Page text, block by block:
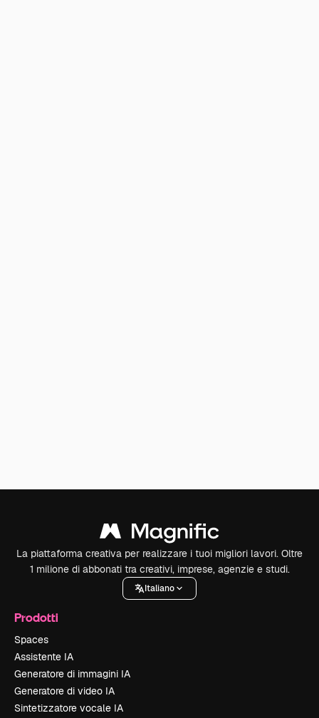
La piattaforma creativa per realizzare i tuoi migliori lavori. Oltre
1 milione di abbonati tra creativi, imprese, agenzie e studi.
Italiano
Prodotti
Spaces
Assistente IA
Generatore di immagini IA
Generatore di video IA
Sintetizzatore vocale IA